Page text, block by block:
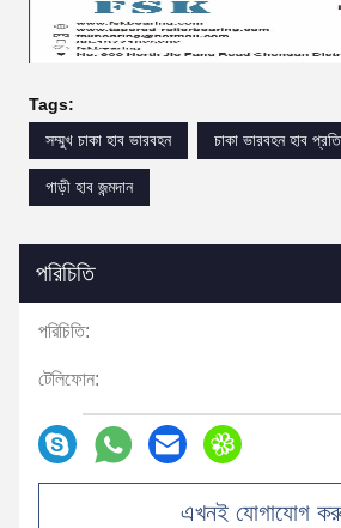
Tags:
সম্মুখ চাকা হাব ভারবহন
চাকা ভারবহন হাব
গাড়ী হাব জন্মদান
পরিচিতি
পরিচিতি:
টেলিফোন:
এখনই যোগাযোগ